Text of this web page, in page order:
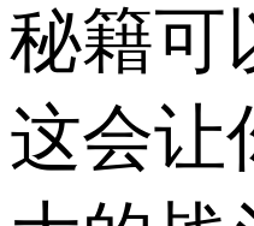
秘籍可
这会让